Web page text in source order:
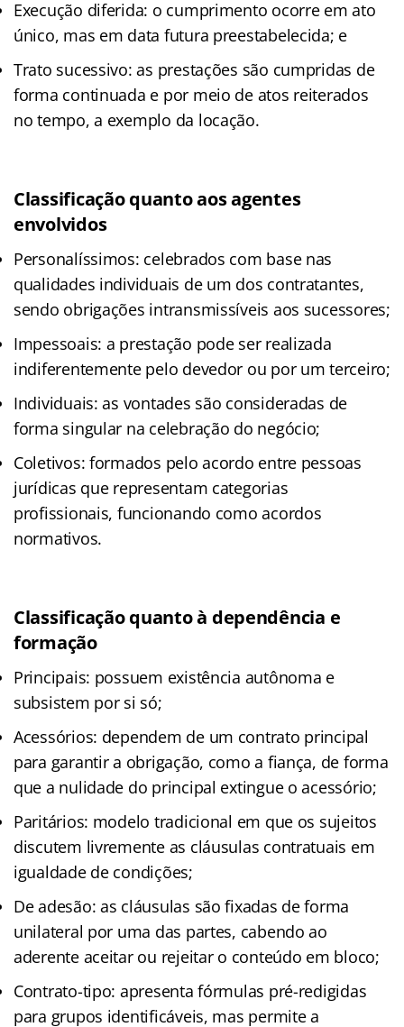
Execução diferida: o cumprimento ocorre em ato
único, mas em data futura preestabelecida; e
Trato sucessivo: as prestações são cumpridas de
forma continuada e por meio de atos reiterados
no tempo, a exemplo da locação.
Classificação quanto aos agentes
envolvidos
Personalíssimos: celebrados com base nas
qualidades individuais de um dos contratantes,
sendo obrigações intransmissíveis aos sucessores;
Impessoais: a prestação pode ser realizada
indiferentemente pelo devedor ou por um terceiro;
Individuais: as vontades são consideradas de
forma singular na celebração do negócio;
Coletivos: formados pelo acordo entre pessoas
jurídicas que representam categorias
profissionais, funcionando como acordos
normativos.
Classificação quanto à dependência e
formação
Principais: possuem existência autônoma e
subsistem por si só;
Acessórios: dependem de um contrato principal
para garantir a obrigação, como a fiança, de forma
que a nulidade do principal extingue o acessório;
Paritários: modelo tradicional em que os sujeitos
discutem livremente as cláusulas contratuais em
igualdade de condições;
De adesão: as cláusulas são fixadas de forma
unilateral por uma das partes, cabendo ao
aderente aceitar ou rejeitar o conteúdo em bloco;
Contrato-tipo: apresenta fórmulas pré-redigidas
para grupos identificáveis, mas permite a